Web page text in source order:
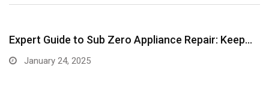
Expert Guide to Sub Zero Appliance Repair: Keep…
January 24, 2025